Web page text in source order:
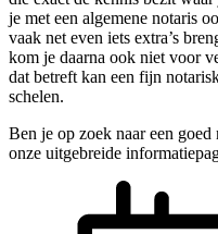
je met een algemene notaris
vaak net even iets extra’s
kom je daarna ook niet voor
dat betreft kan een fijn
schelen.
Ben je op zoek naar een
onze uitgebreide